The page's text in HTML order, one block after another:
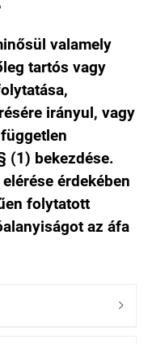
valamely
tartós vagy
irányul, vagy
(1) bekezdése.
érdekében
folytatott
az áfa
